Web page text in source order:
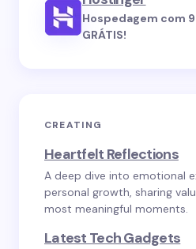
Hospedagem com
GRÁTIS!
CREATING
Heartfelt Reflections
A deep dive into emotional
personal growth, sharing
most meaningful moments.
Latest Tech Gadgets